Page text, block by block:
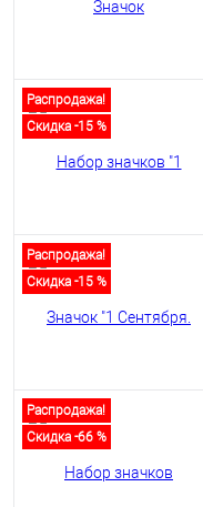
Распродажа!
Скидка -15 %
Распродажа!
Скидка -15 %
Распродажа!
Скидка -66 %